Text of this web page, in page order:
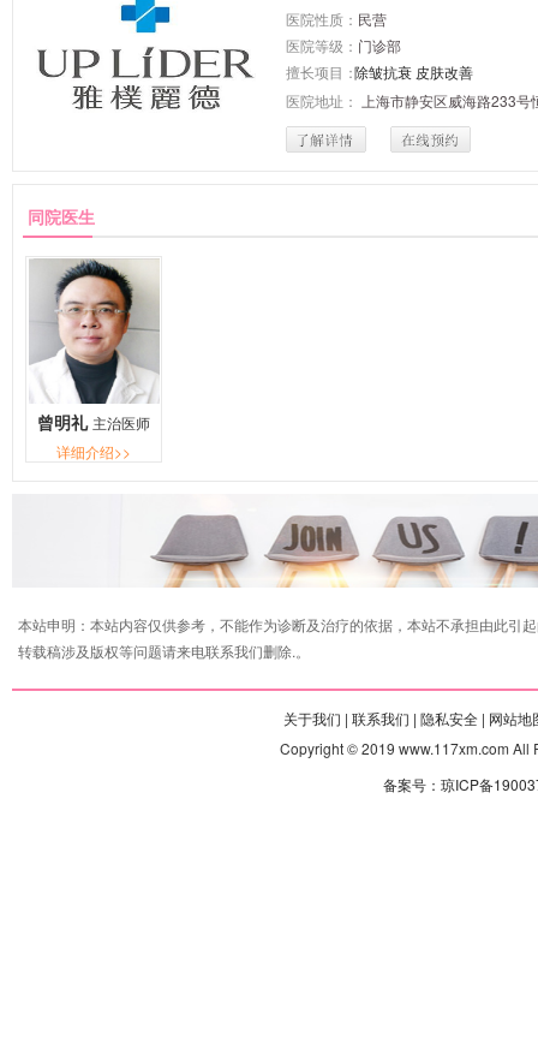
医院性质： 民营
医院等级： 门诊部
擅长项目：除皱抗衰 皮肤改善
医院地址：
上海市静安区威海路233
同院医生
曾明礼 主治医师
详细介绍>>
本站申明：本站内容仅供参考，不能作为诊断及治疗的依据，本站不承担由此引
转载稿涉及版权等问题请来电联系我们删除.。
关于我们 | 联系我们 | 隐私安全 | 网站地
Copyright © 2019 www.117xm.com All
备案号：琼ICP备